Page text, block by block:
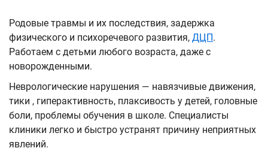
Родовые травмы и их последствия, задержка
физического и психоречевого развития, ДЦП.
Работаем с детьми любого возраста, даже с
новорожденными.
Неврологические нарушения — навязчивые движения,
тики , гиперактивность, плаксивость у детей, головные
боли, проблемы обучения в школе. Специалисты
клиники легко и быстро устранят причину неприятных
явлений.